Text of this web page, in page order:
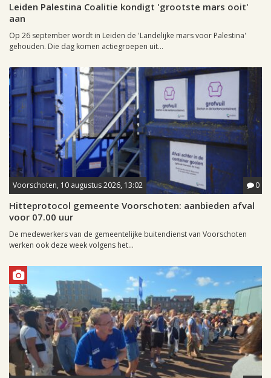
Leiden Palestina Coalitie kondigt 'grootste mars ooit'
aan
Op 26 september wordt in Leiden de 'Landelijke mars voor Palestina'
gehouden. Die dag komen actiegroepen uit...
Voorschoten, 10 augustus 2026, 13:02 0
Hitteprotocol gemeente Voorschoten: aanbieden afval
voor 07.00 uur
De medewerkers van de gemeentelijke buitendienst van Voorschoten
werken ook deze week volgens het...